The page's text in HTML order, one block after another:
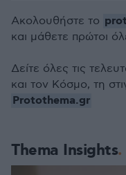
Thema Insights
Ακολουθήστε το
και μάθετε πρώτοι
Δείτε όλες τις
και τον Κόσμο, τη
Protothema.gr